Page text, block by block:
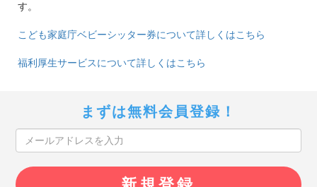
す。
こども家庭庁ベビーシッター券について詳しくはこちら
福利厚生サービスについて詳しくはこちら
まずは無料会員登録！